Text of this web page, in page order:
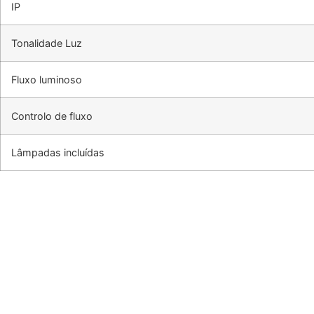
IP
Tonalidade Luz
Fluxo luminoso
Controlo de fluxo
Lâmpadas incluídas